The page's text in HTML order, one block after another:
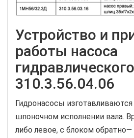
Устройство и
работы насоса
310.3.56.04.06
Гидронасосы
шпоночном исполнении вала.
либо левое, с блоком обратно—